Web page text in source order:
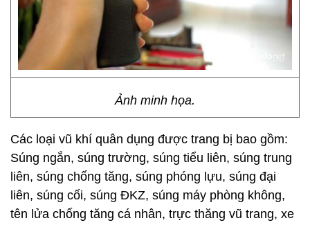
Ảnh minh họa.
Các loại vũ khí quân dụng được trang bị bao gồm:
Súng ngắn, súng trường, súng tiểu liên, súng trung
liên, súng chống tăng, súng phóng lựu, súng đại
liên, súng cối, súng ĐKZ, súng máy phòng không,
tên lửa chống tăng cá nhân, trực thăng vũ trang, xe